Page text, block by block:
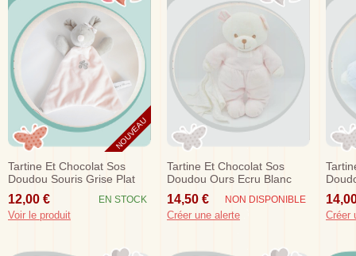
NOUVEAU
Tartine Et Chocolat Sos
Doudou Souris Grise Plat
Rose
12,00 € EN STOCK
Voir le produit
Tartine Et Chocolat Sos
Doudou Ours Ecru Blanc
Rose Poche Mouchoir
14,50 € NON DISPONIBLE
Créer une alerte Créer